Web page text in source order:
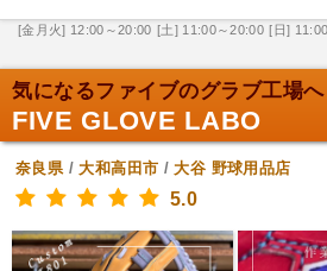
[金月火] 12:00～20:00 [土] 11:00～20:00 [日]
気になるファイブのグラブ工場へ
FIVE GLOVE LABO
奈良県/大和高田市 /大谷 野球用品店
5.0